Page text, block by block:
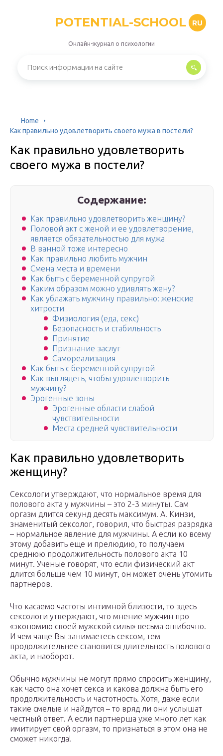
POTENTIAL-SCHOOL RU
Онлайн-журнал о психологии
Home
Как правильно удовлетворить своего мужа в постели?
Как правильно удовлетворить
своего мужа в постели?
Содержание:
Как правильно удовлетворить женщину?
Половой акт с женой и ее удовлетворение,
является обязательностью для мужа
В ванной тоже интересно
Как правильно любить мужчин
Смена места и времени
Как быть с беременной супругой
Каким образом можно удивлять жену?
Как ублажать мужчину правильно: женские
хитрости
Физиология (еда, секс)
Безопасность и стабильность
Принятие
Признание заслуг
Самореализация
Как быть с беременной супругой
Как выглядеть, чтобы удовлетворить
мужчину?
Эрогенные зоны
Эрогенные области слабой
чувствительности
Места средней чувствительности
Как правильно удовлетворить
женщину?
Сексологи утверждают, что нормальное время для
полового акта у мужчины – это 2-3 минуты. Сам
оргазм длится секунд десять максимум. А. Кинзи,
знаменитый сексолог, говорил, что быстрая разрядка
– нормальное явление для мужчины. А если ко всему
этому добавить еще и прелюдию, то получаем
среднюю продолжительность полового акта 10
минут. Ученые говорят, что если физический акт
длится больше чем 10 минут, он может очень утомить
партнеров.
Что касаемо частоты интимной близости, то здесь
сексологи утверждают, что мнение мужчин про
«экономию своей мужской силы» весьма ошибочно.
И чем чаще Вы занимаетесь сексом, тем
продолжительнее становится длительность полового
акта, и наоборот.
Обычно мужчины не могут прямо спросить женщину,
как часто она хочет секса и какова должна быть его
продолжительность и частотность. Хотя, даже если
такие смелые и найдутся – то вряд ли они услышат
честный ответ. А если партнерша уже много лет как
имитирует свой оргазм, то признаться в этом она не
сможет никогда!